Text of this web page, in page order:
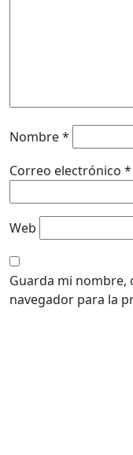
Nombre*
Correo electrónico *
Web
Guarda mi nombre,
navegador para la